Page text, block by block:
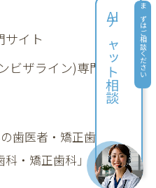
サイト
ビザライン)専門サイ
歯医者・矯正歯科
科・矯正歯科」
AI
チャット相談 まずはご相談ください